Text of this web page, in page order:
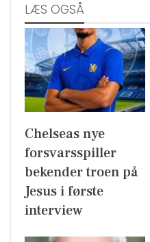
LÆS OGSÅ
Chelseas nye
forsvarsspiller
bekender troen på
Jesus i første
interview